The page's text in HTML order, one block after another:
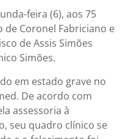
feira (6), aos 75
Coronel Fabriciano e
de Assis Simões
Simões.
em estado grave no
De acordo com
assessoria à
seu quadro clínico se